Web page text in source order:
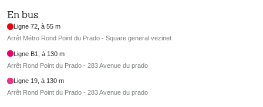
En bus
Ligne 72, à 55 m
Arrêt Métro Rond Point du Prado - Square general vezinet
Ligne B1, à 130 m
Arrêt Rond Point du Prado - 283 Avenue du prado
Ligne 19, à 130 m
Arrêt Rond Point du Prado - 283 Avenue du prado